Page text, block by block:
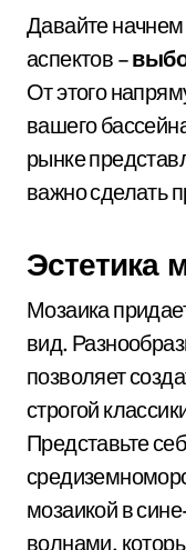
Давайте
аспектов –
От этого
вашего
рынке
важно сделать
Эстетика
Мозаика
вид.
позволяет
строгой
Представьте
мозаикой в
волнами,